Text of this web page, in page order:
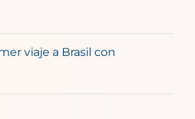
viaje a Brasil con